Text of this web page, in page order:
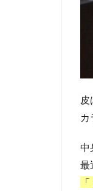
皮
カ
中
最